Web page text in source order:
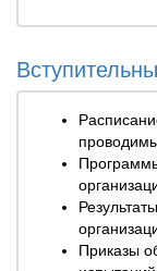
Приказы